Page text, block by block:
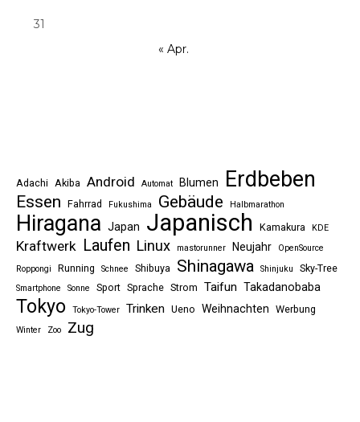
31
« Apr.
Adachi Akiba Android Automat Blumen Erdbeben
Essen Fahrrad Fukushima Gebäude Halbmarathon
Hiragana Japan Japanisch Kamakura KDE
Kraftwerk Laufen Linux mastorunner Neujahr
OpenSource
Roppongi
Running Schnee Shibuya Shinagawa Shinjuku Sky-Tree
Smartphone Sonne Sport Sprache Strom Taifun Takadanobaba
Tokyo Tokyo-Tower Trinken Ueno Weihnachten Werbung
Winter Zoo Zug